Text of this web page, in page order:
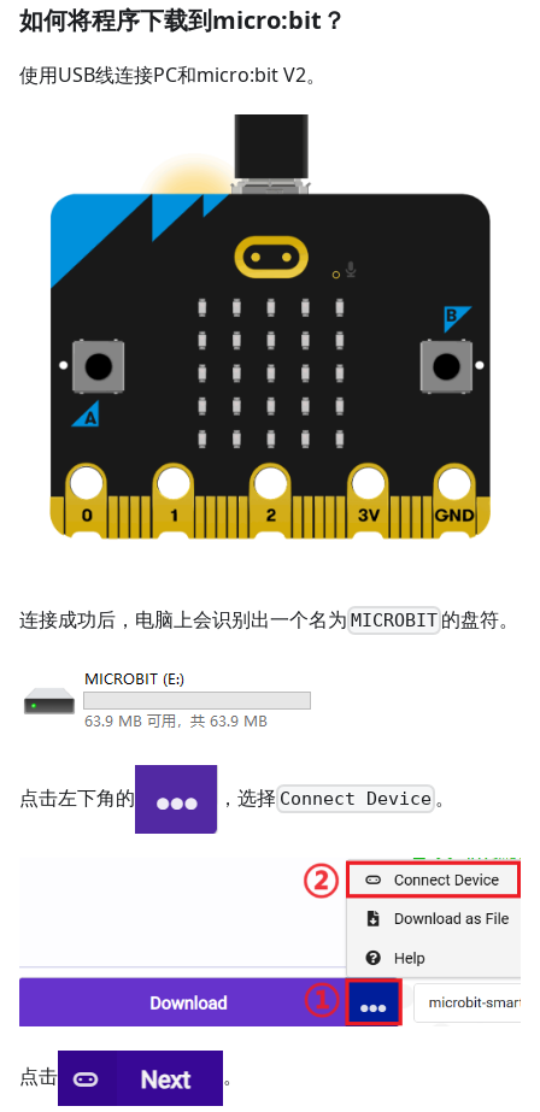
如何将程序下载到micro:bit？
使用USB线连接PC和micro:bit V2。
连接成功后，电脑上会识别出一个名为 MICROBIT 的盘符。
点击左下角的 ，选择 Connect Device 。
点击 。